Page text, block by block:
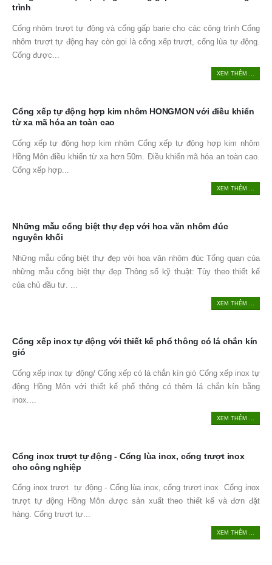
trình
Cổng nhôm trượt tự động và cổng gấp barie cho các công trình Cổng
nhôm trượt tự động hay còn gọi là cổng xếp trượt, cổng lùa tự động.
Cổng được...
XEM THÊM ...
Cổng xếp tự động hợp kim nhôm HONGMON với điều khiển
từ xa mã hóa an toàn cao
Cổng xếp tự động hợp kim nhôm Cổng xếp tự động hợp kim nhôm
Hồng Môn điều khiển từ xa hơn 50m. Điều khiển mã hóa an toàn cao.
Cổng xếp hợp...
XEM THÊM ...
Những mẫu cổng biệt thự đẹp với hoa văn nhôm đúc
nguyên khối
Những mẫu cổng biệt thự đẹp với hoa văn nhôm đúc Tổng quan của
những mẫu cổng biệt thự đẹp Thông số kỹ thuật: Tùy theo thiết kế
của chủ đầu tư. ...
XEM THÊM ...
Cổng xếp inox tự động với thiết kế phổ thông có lá chắn kín
gió
Cổng xếp inox tự động/ Cổng xếp có lá chắn kín gió Cổng xếp inox tự
động Hồng Môn với thiết kế phổ thông có thêm lá chắn kín bằng
inox....
XEM THÊM ...
Cổng inox trượt tự động - Cổng lùa inox, cổng trượt inox
cho công nghiệp
Cổng inox trượt tự động - Cổng lùa inox, cổng trượt inox Cổng inox
trượt tự động Hồng Môn được sản xuất theo thiết kế và đơn đặt
hàng. Cổng trượt tự...
XEM THÊM ...